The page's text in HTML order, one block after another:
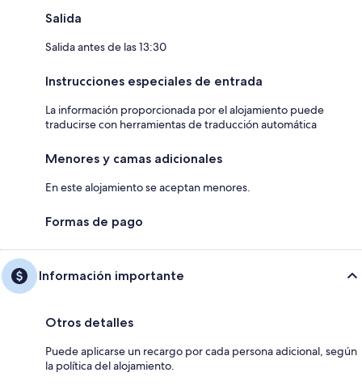
Salida
Salida antes de las 13:30
Instrucciones especiales de entrada
La información proporcionada por el alojamiento puede
traducirse con herramientas de traducción automática
Menores y camas adicionales
En este alojamiento se aceptan menores.
Formas de pago
Información importante
Otros detalles
Puede aplicarse un recargo por cada persona adicional, según
la política del alojamiento.